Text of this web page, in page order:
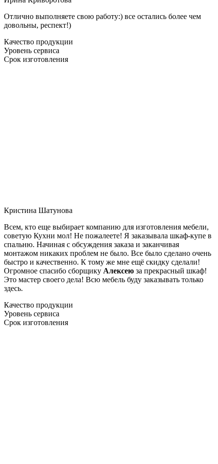
Отлично выполняете свою работу:) все остались более чем
довольны, респект!)
Качество продукции
Уровень сервиса
Срок изготовления
Кристина Шатунова
Всем, кто еще выбирает компанию для изготовления мебели,
советую Кухни мол! Не пожалеете! Я заказывала шкаф-купе в
спальню. Начиная с обсуждения заказа и заканчивая
монтажом никаких проблем не было. Все было сделано очень
быстро и качественно. К тому же мне ещё скидку сделали!
Огромное спасибо сборщику Алексею за прекрасный шкаф!
Это мастер своего дела! Всю мебель буду заказывать только
здесь.
Качество продукции
Уровень сервиса
Срок изготовления